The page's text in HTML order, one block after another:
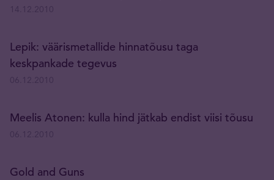
Lepik: väärismetallide hinnatõusu taga
keskpankade tegevus
Meelis Atonen: kulla hind jätkab endist viisi tõusu
Gold and Guns